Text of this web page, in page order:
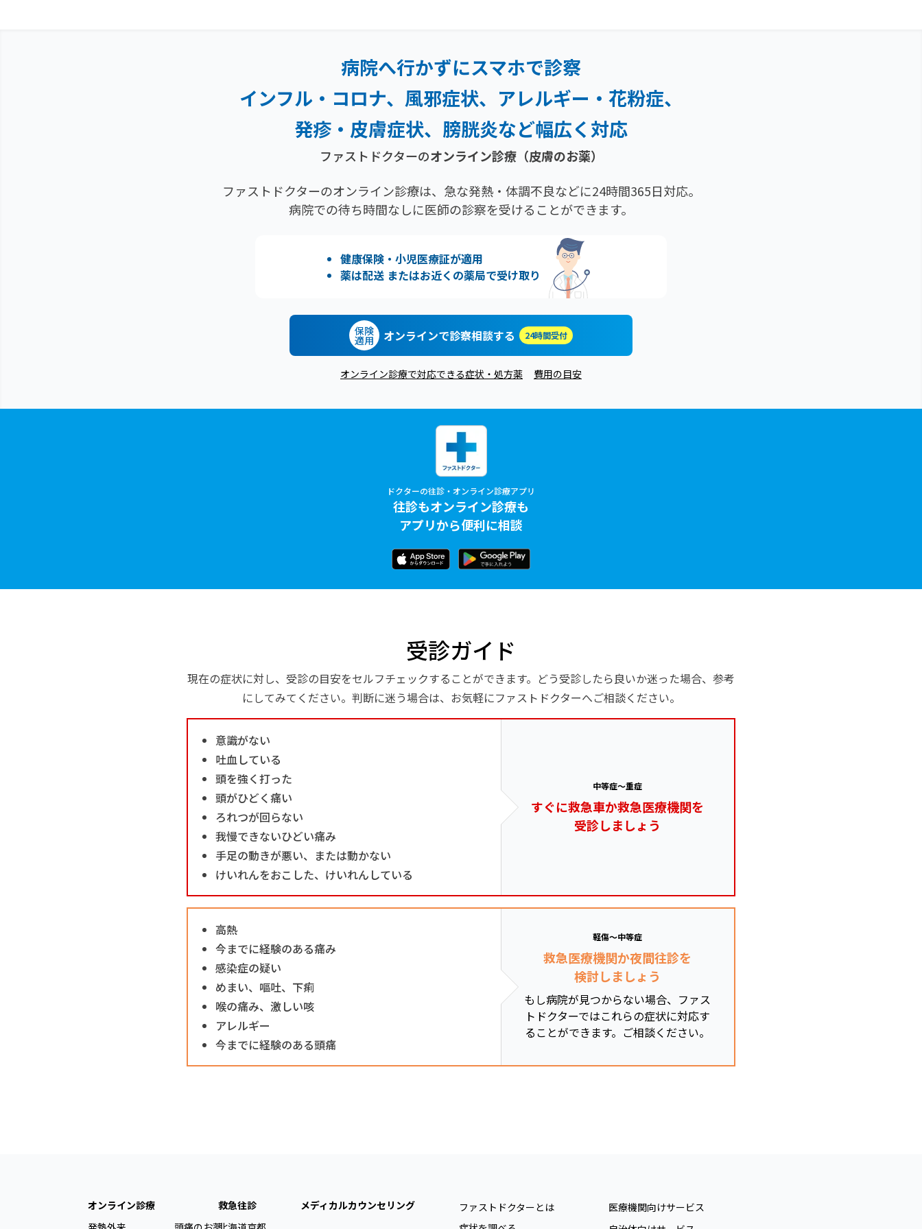
病院へ行かずにスマホで診察
インフル・コロナ、風邪症状、 アレルギー・花粉症、
発疹・ 皮膚症状、膀胱炎など幅広く対応
ファストドクターのオンライン診療（皮膚のお薬）
ファストドクターのオンライン診療は、急な発熱・体調不良などに24時間365日対応。
病院での待ち時間なしに医師の診察を受けることができます。
健康保険・小児医療証が適用
薬は配送 またはお近くの薬局で受け取り
保険
適用 オンラインで診察相談する 24時間受付
オンライン診療で対応できる症状・処方薬 費用の目安
ドクターの往診・オンライン診療アプリ
往診もオンライン診療も
アプリから便利に相談
受診ガイド
現在の症状に対し、受診の目安をセルフチェックすることができます。どう受診したら良いか迷った場合、参考
にしてみてください。判断に迷う場合は、お気軽にファストドクターへご相談ください。
意識がない
吐血している
頭を強く打った
頭がひどく痛い
ろれつが回らない
我慢できないひどい痛み
手足の動きが悪い、または動かない
けいれんをおこした、けいれんしている
中等症～重症
すぐに救急車か救急医療機関を
受診しましょう
高熱
今までに経験のある痛み
感染症の疑い
めまい、嘔吐、下痢
喉の痛み、激しい咳
アレルギー
今までに経験のある頭痛
軽傷～中等症
救急医療機関か夜間往診を
検討しましょう
もし病院が見つからない場合、ファス
トドクターではこれらの症状に対応す
ることができます。ご相談ください。
オンライン診療
救急往診
メディカルカウンセリング
ファストドクターとは
医療機関向けサービス